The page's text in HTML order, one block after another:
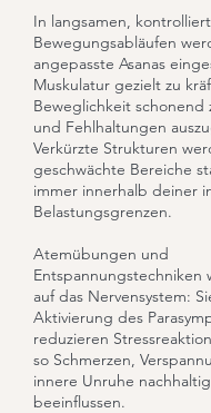
In langsamen,
Bewegungsabläufen
angepasste Asanas
Muskulatur gezielt zu
Beweglichkeit schonend
und Fehlhaltungen
Verkürzte Strukturen
geschwächte Bereiche
immer innerhalb deiner
Belastungsgrenzen.
Atemübungen und
Entspannungstechniken
auf das Nervensystem:
Aktivierung des
reduzieren
so Schmerzen,
innere Unruhe
beeinflussen.